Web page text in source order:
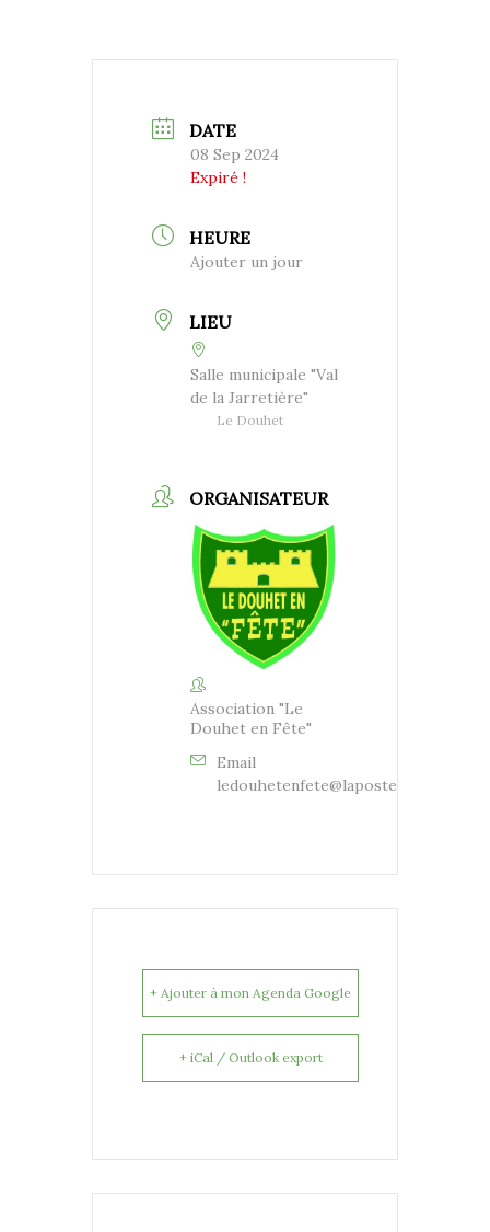
DATE
08 Sep 2024
Expiré !
HEURE
Ajouter un jour
LIEU
Salle municipale "Val
de la Jarretière"
Le Douhet
ORGANISATEUR
Association "Le
Douhet en Fête"
Email
ledouhetenfete@laposte.net
+ Ajouter à mon Agenda Google
+ iCal / Outlook export